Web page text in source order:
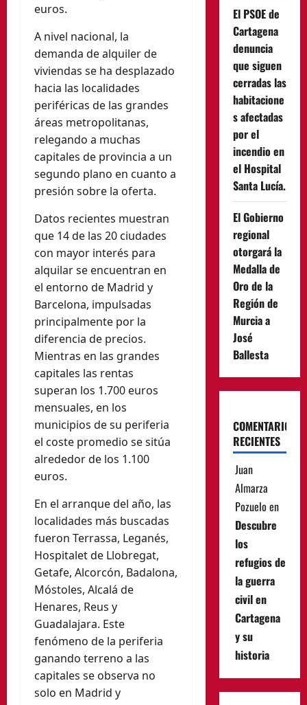
euros.
A nivel nacional, la
demanda de alquiler de
viviendas se ha desplazado
hacia las localidades
periféricas de las grandes
áreas metropolitanas,
relegando a muchas
capitales de provincia a un
segundo plano en cuanto a
presión sobre la oferta.
Datos recientes muestran
que 14 de las 20 ciudades
con mayor interés para
alquilar se encuentran en
el entorno de Madrid y
Barcelona, impulsadas
principalmente por la
diferencia de precios.
Mientras en las grandes
capitales las rentas
superan los 1.700 euros
mensuales, en los
municipios de su periferia
el coste promedio se sitúa
alrededor de los 1.100
euros.
En el arranque del año, las
localidades más buscadas
fueron Terrassa, Leganés,
Hospitalet de Llobregat,
Getafe, Alcorcón, Badalona,
Móstoles, Alcalá de
Henares, Reus y
Guadalajara. Este
fenómeno de la periferia
ganando terreno a las
capitales se observa no
solo en Madrid y
El PSOE de
Cartagena
denuncia
que siguen
cerradas las
habitacione
s afectadas
por el
incendio en
el Hospital
Santa Lucía.
El Gobierno
regional
otorgará la
Medalla de
Oro de la
Región de
Murcia a
José
Ballesta
COMENTARIOS
RECIENTES
Juan
Almarza
Pozuelo en
Descubre
los
refugios de
la guerra
civil en
Cartagena
y su
historia